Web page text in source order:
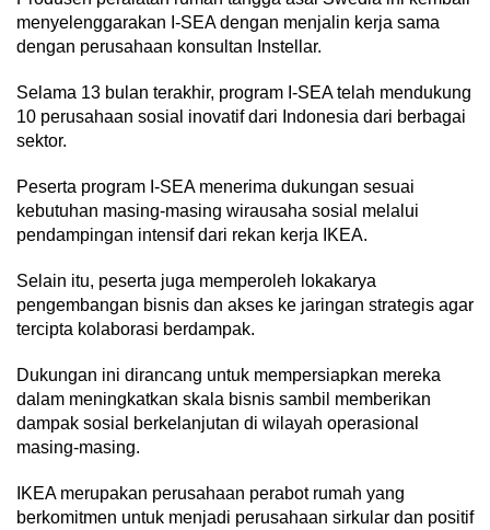
menyelenggarakan I-SEA dengan menjalin kerja sama
dengan perusahaan konsultan Instellar.
Selama 13 bulan terakhir, program I-SEA telah mendukung
10 perusahaan sosial inovatif dari Indonesia dari berbagai
sektor.
Peserta program I-SEA menerima dukungan sesuai
kebutuhan masing-masing wirausaha sosial melalui
pendampingan intensif dari rekan kerja IKEA.
Selain itu, peserta juga memperoleh lokakarya
pengembangan bisnis dan akses ke jaringan strategis agar
tercipta kolaborasi berdampak.
Dukungan ini dirancang untuk mempersiapkan mereka
dalam meningkatkan skala bisnis sambil memberikan
dampak sosial berkelanjutan di wilayah operasional
masing-masing.
IKEA merupakan perusahaan perabot rumah yang
berkomitmen untuk menjadi perusahaan sirkular dan positif